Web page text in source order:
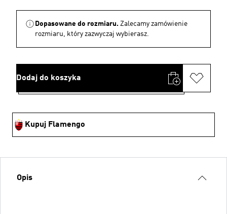
Dopasowane do rozmiaru. Zalecamy zamówienie
rozmiaru, który zazwyczaj wybierasz.
Dodaj do koszyka
Kupuj Flamengo
Opis